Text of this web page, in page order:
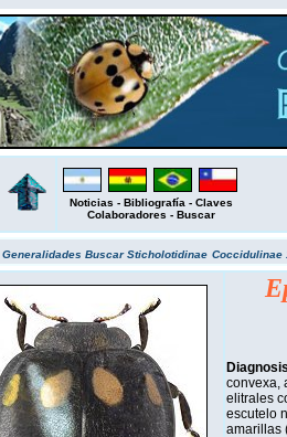
Noticias - Bibliografía - Claves
Colaboradores - Buscar
Generalidades BuscarSticholotidinae Coccidulinae
Diagnosis
convexa,
elitrales
escutelo
amarillas